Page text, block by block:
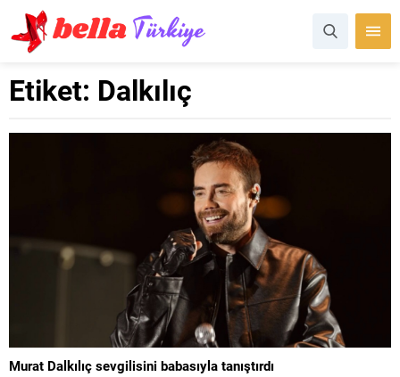
Etiket: Dalkılıç
Murat Dalkılıç sevgilisini babasıyla tanıştırdı